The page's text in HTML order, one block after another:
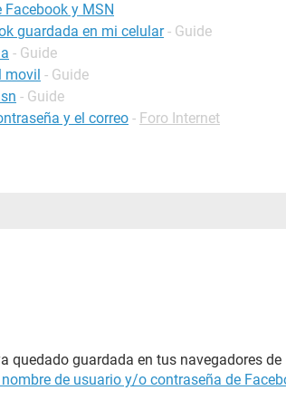
y MSN
guardada en mi celular - Guide
- Guide
movil - Guide
- Guide
y el correo - Foro Internet
quedado guardada en tus navegadores de
de usuario y/o contraseña de